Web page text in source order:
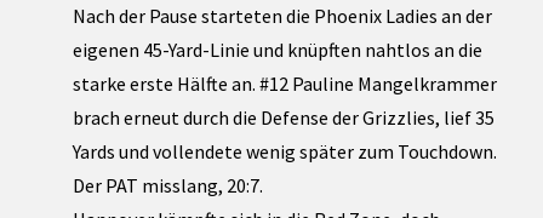
Nach der Pause starteten die Phoenix Ladies an der
eigenen 45-Yard-Linie und knüpften nahtlos an die
starke erste Hälfte an. #12 Pauline Mangelkrammer
brach erneut durch die Defense der Grizzlies, lief 35
Yards und vollendete wenig später zum Touchdown.
Der PAT misslang, 20:7.